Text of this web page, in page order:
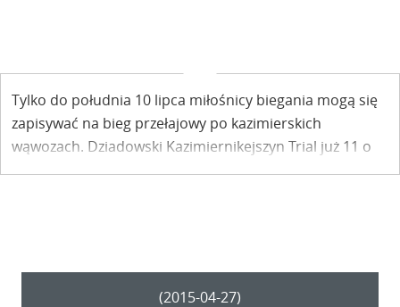
Tylko do południa 10 lipca miłośnicy biegania mogą się
zapisywać na bieg przełajowy po kazimierskich
wąwozach. Dziadowski Kazimiernikejszyn Trial już 11 o
11.11.
(2015-04-27)